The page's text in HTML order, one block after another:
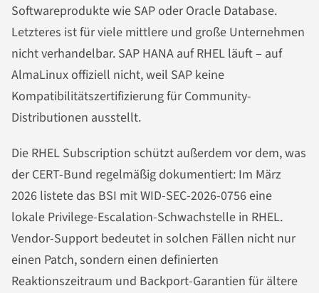
Softwareprodukte wie SAP oder Oracle Database.
Letzteres ist für viele mittlere und große Unternehmen
nicht verhandelbar. SAP HANA auf RHEL läuft – auf
AlmaLinux offiziell nicht, weil SAP keine
Kompatibilitätszertifizierung für Community-
Distributionen ausstellt.
Die RHEL Subscription schützt außerdem vor dem, was
der CERT-Bund regelmäßig dokumentiert: Im März
2026 listete das BSI mit WID-SEC-2026-0756 eine
lokale Privilege-Escalation-Schwachstelle in RHEL.
Vendor-Support bedeutet in solchen Fällen nicht nur
einen Patch, sondern einen definierten
Reaktionszeitraum und Backport-Garantien für ältere